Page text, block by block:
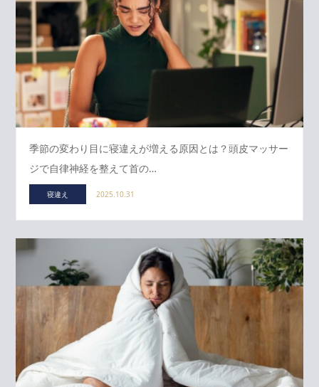
季節の変わり目に寝違えが増える原因とは？頭皮マッサー
ジで自律神経を整えて首の…
寝違え 2025.10.31